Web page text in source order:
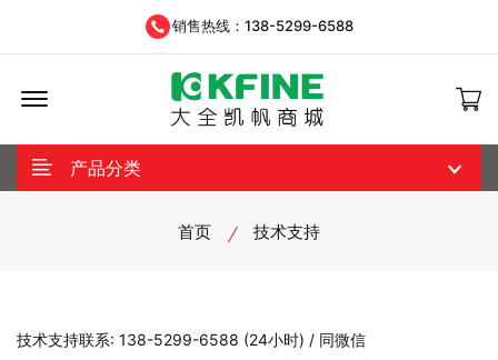
销售热线：138-5299-6588
Offcanvas Menu Open
产品分类
首页 技术支持
技术支持联系: 138-5299-6588 (24小时) / 同微信